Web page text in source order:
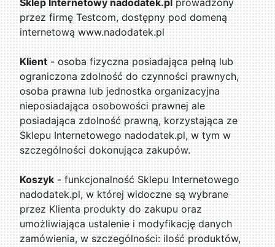
Sklep Internetowy nadodatek.pl prowadzony
przez firmę Testcom, dostępny pod domeną
internetową www.nadodatek.pl
Klient - osoba fizyczna posiadająca pełną lub
ograniczona zdolność do czynności prawnych,
osoba prawna lub jednostka organizacyjna
nieposiadająca osobowości prawnej ale
posiadająca zdolność prawną, korzystająca ze
Sklepu Internetowego nadodatek.pl, w tym w
szczególności dokonująca zakupów.
Koszyk- funkcjonalność Sklepu Internetowego
nadodatek.pl, w której widoczne są wybrane
przez Klienta produkty do zakupu oraz
umożliwiająca ustalenie i modyfikację danych
zamówienia, w szczególności: ilość produktów,